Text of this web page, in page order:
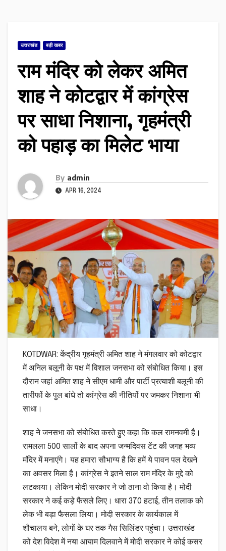
उत्तराखंड बड़ी खबर
राम मंदिर को लेकर अमित
शाह ने कोटद्वार में कांग्रेस
पर साधा निशाना, गृहमंत्री
को पहाड़ का मिलेट भाया
By admin
APR 16, 2024
KOTDWAR: केंद्रीय गृहमंत्री अमित शाह ने मंगलवार को कोटद्वार
में अनिल बलूनी के पक्ष में विशाल जनसभा को संबोधित किया। इस
दौरान जहां अमित शाह ने सीएम धामी और पार्टी प्रत्याशी बलूनी की
तारीफों के पुल बांधे तो कांग्रेस की नीतियों पर जमकर निशाना भी
साधा।
शाह ने जनसभा को संबोधित करते हुए कहा कि कल रामनवमी है।
रामलला 500 सालों के बाद अपना जन्मदिवस टेंट की जगह भव्य
मंदिर में मनाएंगे। यह हमारा सौभाग्य है कि हमें ये पावन पल देखने
का अवसर मिला है। कांग्रेस ने इतने साल राम मंदिर के मुद्दे को
लटकाया। लेकिन मोदी सरकार ने जो ठाना वो किया है। मोदी
सरकार ने कई कड़े फैसले लिए। धारा 370 हटाई, तीन तलाक को
लेक भी बड़ा फैसला लिया। मोदी सरकार के कार्यकाल में
शौचालय बने, लोगों के घर तक गैस सिलिंडर पहुंचा। उत्तराखंड
को देश विदेश में नया आयाम दिलवाने में मोदी सरकार ने कोई कसर